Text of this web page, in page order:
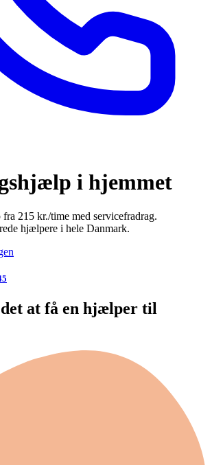
i hjemmet
215 kr./time med servicefradrag.
hjælpere i hele Danmark.
at få en hjælper til